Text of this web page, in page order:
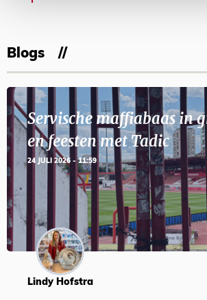
Blogs
Servische maffiabaas in
en feesten met Tadic
24 JULI 2026 - 11:59
Lindy Hofstra